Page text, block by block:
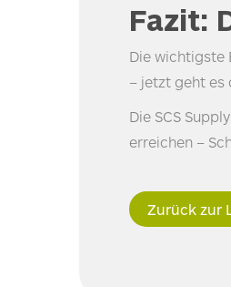
Fazit:
Die wichtigste
– jetzt geht es
Die SCS
erreichen –
Zurück zur